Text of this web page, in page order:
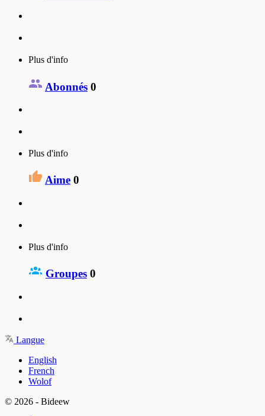
Plus d'info
Abonnés 0
Plus d'info
Aime 0
Plus d'info
Groupes 0
Langue
English
French
Wolof
© 2026 - Bideew